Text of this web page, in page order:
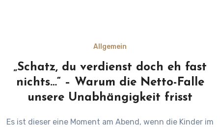
Allgemein
„Schatz, du verdienst doch eh fast
nichts…“ – Warum die Netto-Falle
unsere Unabhängigkeit frisst
Es ist dieser eine Moment am Abend, wenn die Kinder im